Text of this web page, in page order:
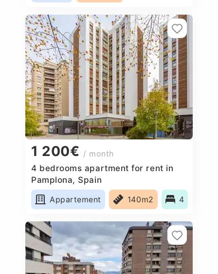
1 200€ / month
4 bedrooms apartment for rent in
Pamplona, Spain
Appartement
140m2 4